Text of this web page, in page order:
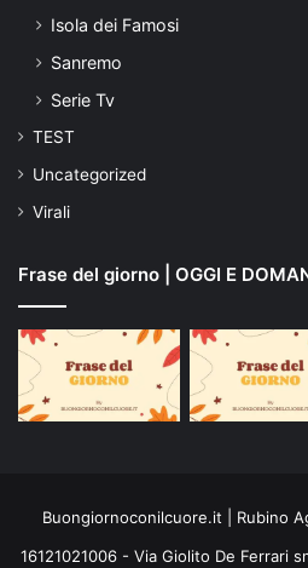
Isola dei Famosi
Sanremo
Serie Tv
TEST
Uncategorized
Virali
Frase del giorno | OGGI E
Buongiornoconilcuore.it | Rubino
16121021006 - Via Giolito De Ferrari